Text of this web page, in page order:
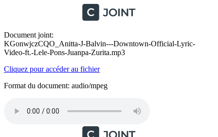
Document joint:
KGonwjczCQO_Anitta-J-Balvin---Downtown-Official-Lyric-
Video-ft.-Lele-Pons-Juanpa-Zurita.mp3
Cliquez pour accéder au fichier
Format du document: audio/mpeg